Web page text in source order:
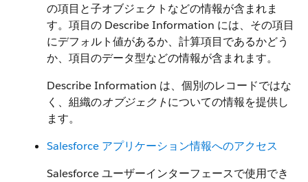
の項目と子オブジェクトなどの情報が含まれま
す。項目の Describe Information には、その項目
にデフォルト値があるか、計算項目であるかどう
か、項目のデータ型などの情報が含まれます。
Describe Information は、個別のレコードではな
く、組織のオブジェクトについての情報を提供し
ます。
Salesforce アプリケーション情報へのアクセス
Salesforce ユーザーインターフェースで使用でき